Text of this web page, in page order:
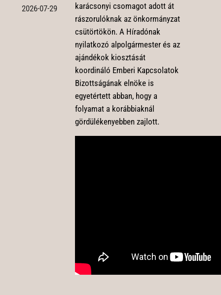
2026-07-29
karácsonyi csomagot adott át
rászorulóknak az önkormányzat
csütörtökön. A Híradónak
nyilatkozó alpolgármester és az
ajándékok kiosztását
koordináló Emberi Kapcsolatok
Bizottságának elnöke is
egyetértett abban, hogy a
folyamat a korábbiaknál
gördülékenyebben zajlott.